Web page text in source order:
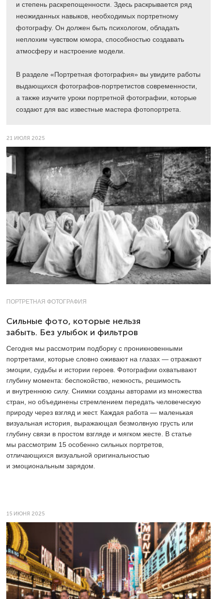
и степень раскрепощенности. Здесь раскрывается ряд
неожиданных навыков, необходимых портретному
фотографу. Он должен быть психологом, обладать
неплохим чувством юмора, способностью создавать
атмосферу и настроение модели.
В разделе «Портретная фотография» вы увидите работы
выдающихся фотографов-портретистов современности,
а также изучите уроки портретной фотографии, которые
создают для вас известные мастера фотопортрета.
21 ИЮЛЯ 2025
ПОРТРЕТНАЯ ФОТОГРАФИЯ
Сильные фото, которые нельзя
забыть. Без улыбок и фильтров
Сегодня мы рассмотрим подборку с проникновенными
портретами, которые словно оживают на глазах — отражают
эмоции, судьбы и истории героев. Фотографии охватывают
глубину момента: беспокойство, нежность, решимость
и внутреннюю силу. Снимки созданы авторами из множества
стран, но объединены стремлением передать человеческую
природу через взгляд и жест. Каждая работа — маленькая
визуальная история, выражающая безмолвную грусть или
глубину связи в простом взгляде и мягком жесте. В статье
мы рассмотрим 15 особенно сильных портретов,
отличающихся визуальной оригинальностью
и эмоциональным зарядом.
15 ИЮНЯ 2025